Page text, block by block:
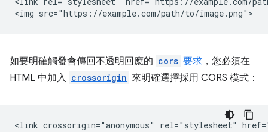
如要明確觸發會傳回不透明回應的 cors 要求 ，您必須在
HTML 中加入 crossorigin 來明確選擇採用 CORS 模式：
<link crossorigin="anonymous" rel="stylesheet"